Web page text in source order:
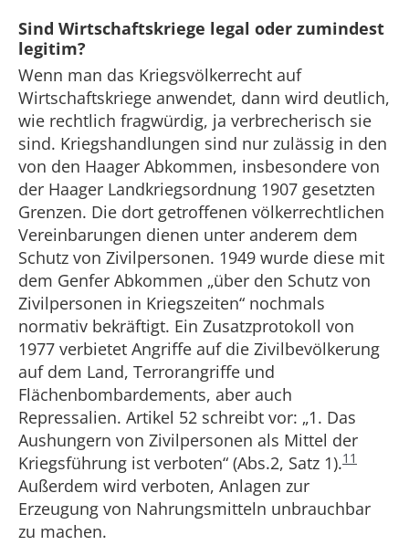
Sind Wirtschaftskriege legal oder zumindest
legitim?
Wenn man das Kriegsvölkerrecht auf
Wirtschaftskriege anwendet, dann wird deutlich,
wie rechtlich fragwürdig, ja verbrecherisch sie
sind. Kriegshandlungen sind nur zulässig in den
von den Haager Abkommen, insbesondere von
der Haager Landkriegsordnung 1907 gesetzten
Grenzen. Die dort getroffenen völkerrechtlichen
Vereinbarungen dienen unter anderem dem
Schutz von Zivilpersonen. 1949 wurde diese mit
dem Genfer Abkommen „über den Schutz von
Zivilpersonen in Kriegszeiten“ nochmals
normativ bekräftigt. Ein Zusatzprotokoll von
1977 verbietet Angriffe auf die Zivilbevölkerung
auf dem Land, Terrorangriffe und
Flächenbombardements, aber auch
Repressalien. Artikel 52 schreibt vor: „1. Das
Aushungern von Zivilpersonen als Mittel der
Kriegsführung ist verboten“ (Abs.2, Satz 1).11
Außerdem wird verboten, Anlagen zur
Erzeugung von Nahrungsmitteln unbrauchbar
zu machen.